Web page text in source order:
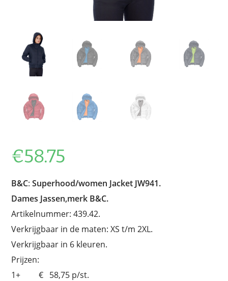
€58.75
B&C:Superhood/women Jacket JW941.
Dames Jassen,merk B&C.
Artikelnummer: 439.42.
Verkrijgbaar in de maten: XS t/m 2XL.
Verkrijgbaar in 6 kleuren.
Prijzen:
1+ € 58,75 p/st.